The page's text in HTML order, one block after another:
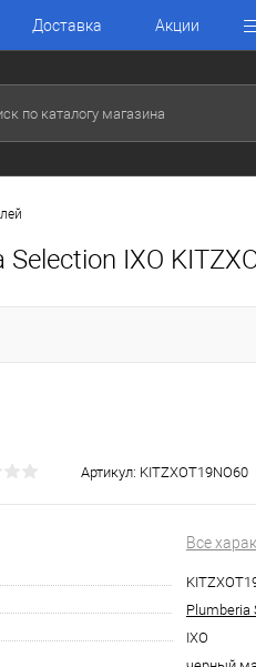
Доставка Акции
IXO
Артикул: KITZXOT19NO60
Все
Plumberia
IXO